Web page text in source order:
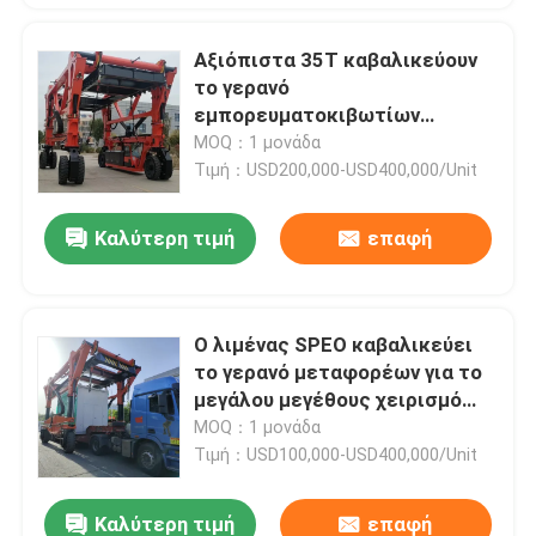
Αξιόπιστα 35T καβαλικεύουν
το γερανό
εμπορευματοκιβωτίων
φορτίου γερανών 3km/H
μεταφορέων
MOQ：1 μονάδα
Τιμή：USD200,000-USD400,000/Unit
Καλύτερη τιμή επαφή
Ο λιμένας SPEO καβαλικεύει
το γερανό μεταφορέων για το
μεγάλου μεγέθους χειρισμό
εμπορευματοκιβωτίων
MOQ：1 μονάδα
Τιμή：USD100,000-USD400,000/Unit
Καλύτερη τιμή επαφή